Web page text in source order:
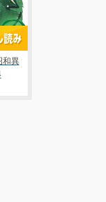
和異